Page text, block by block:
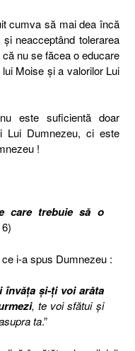
cumva să mai dea încă
neacceptând tolerarea
nu se făcea o educare
Moise și a valorilor Lui
este suficientă doar
Lui Dumnezeu, ci este
!
care trebuie să o
i-a spus Dumnezeu :
învăţa şi-ţi voi arăta
, te voi sfătui şi
ta.”